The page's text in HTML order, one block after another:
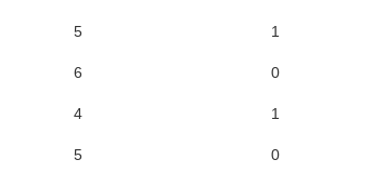
5 1
6 0
4 1
5 0